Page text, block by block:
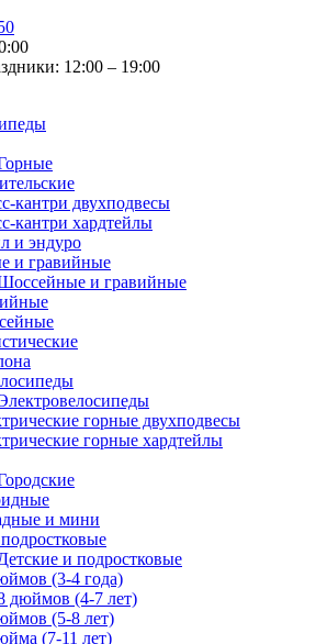
12:00 – 19:00
кантри двухподвесы
кантри хардтейлы
и эндуро
и гравийные
и гравийные
горные двухподвесы
горные хардтейлы
и мини
и подростковые
(3-4 года)
дюймов (4-7 лет)
(5-8 лет)
(7-11 лет)